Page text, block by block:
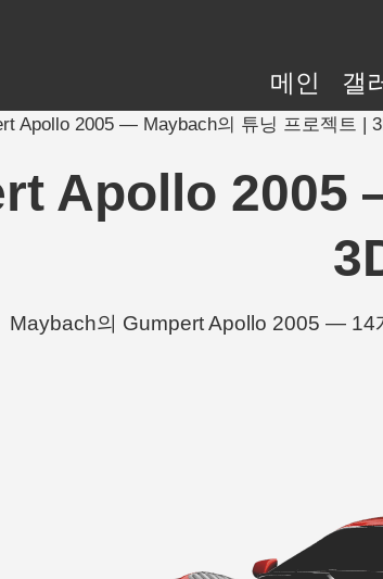
메인 갤
Apollo 2005 — Maybach의 튜닝 프로젝트 |
Apollo 2005
Maybach의 Gumpert Apollo 2005 — 14